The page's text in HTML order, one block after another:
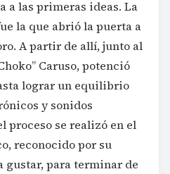
a las primeras ideas. La
la que abrió la puerta a
A partir de allí, junto al
Caruso, potenció
lograr un equilibrio
y sonidos
proceso se realizó en el
reconocido por su
gustar, para terminar de